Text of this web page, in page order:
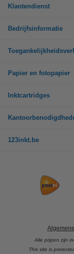
Klantendienst
Bedrijfsinformatie
Papier en fotopapier
Inktcartridges
123inkt.be
Alle prijzen zijn
This site is